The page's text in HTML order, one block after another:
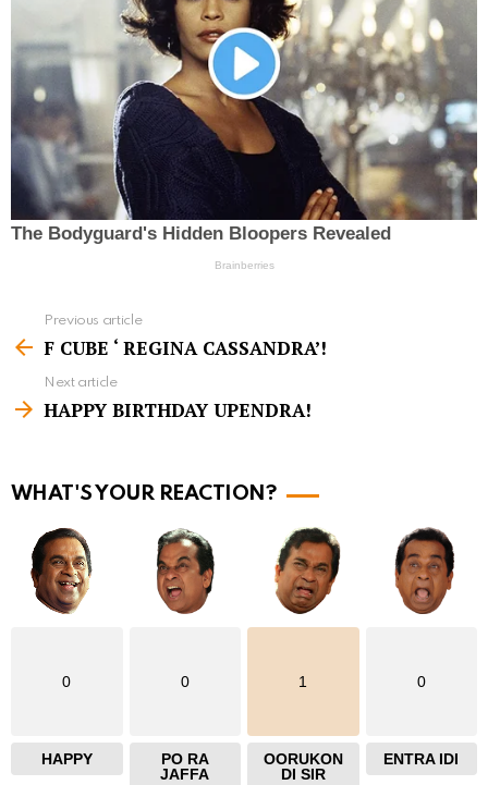
e
m
r
Previous article
F CUBE ‘ REGINA CASSANDRA’!
Next article
HAPPY BIRTHDAY UPENDRA!
WHAT'S YOUR REACTION?
0
HAPPY
0
PO RA
JAFFA
1
OORUKON
DI SIR
0
ENTRA IDI